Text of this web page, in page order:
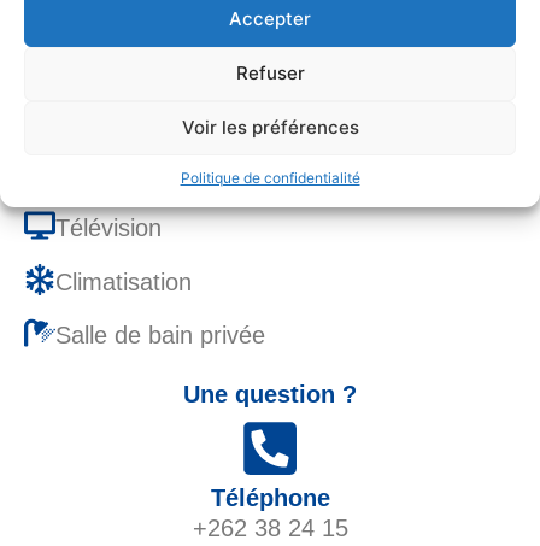
Accepter
Refuser
Voir les préférences
Politique de confidentialité
Parking gratuit
Piscine commune
Télévision
Climatisation
Salle de bain privée
Une question ?
Téléphone
+262 38 24 15